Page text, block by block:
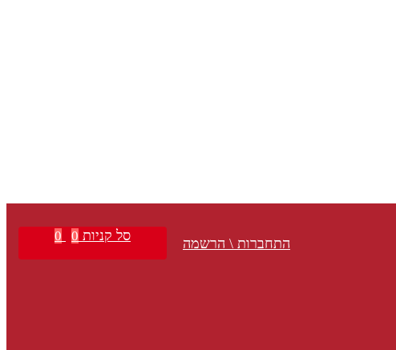
התחברות \ הרשמה סל קניות 0
0